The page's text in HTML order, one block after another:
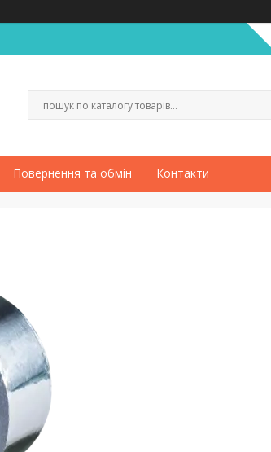
Повернення та обмін Контакти